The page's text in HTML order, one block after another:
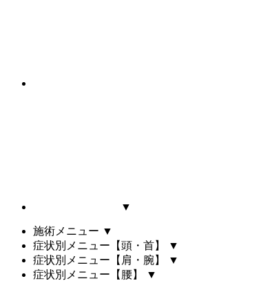
▼
施術メニュー ▼
症状別メニュー【頭・首】
▼
症状別メニュー【肩・腕】
▼
症状別メニュー【腰】
▼